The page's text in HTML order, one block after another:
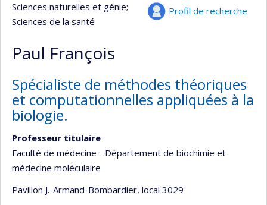
Profil de recherche
Sciences naturelles et génie;
Sciences de la santé
Paul François
Spécialiste de méthodes théoriques
et computationnelles appliquées à la
biologie.
Professeur titulaire
Faculté de médecine - Département de biochimie et
médecine moléculaire
Pavillon J.-Armand-Bombardier, local 3029